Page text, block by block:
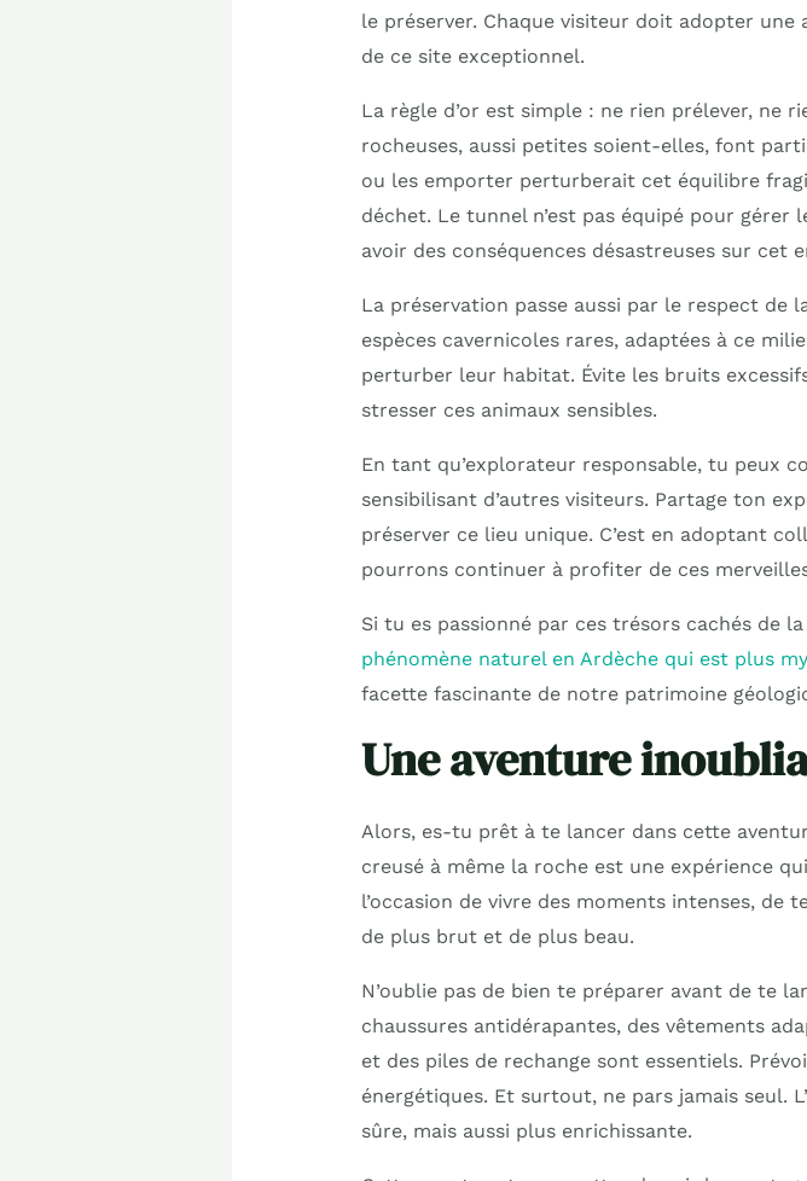
le préserver. Chaque visiteur doit adopter
de ce site exceptionnel.
La règle d’or est simple : ne rien prélever, ne
rocheuses, aussi petites soient-elles, font
ou les emporter perturberait cet équilibre
déchet. Le tunnel n’est pas équipé pour
avoir des conséquences désastreuses sur cet
La préservation passe aussi par le respect
espèces cavernicoles rares, adaptées à ce
perturber leur habitat. Évite les bruits
stresser ces animaux sensibles.
En tant qu’explorateur responsable, tu peux
sensibilisant d’autres visiteurs. Partage ton
préserver ce lieu unique. C’est en adoptant
pourrons continuer à profiter de ces
Si tu es passionné par ces trésors cachés de
phénomène naturel en Ardèche qui est plus
facette fascinante de notre patrimoine
Une aventure
Alors, es-tu prêt à te lancer dans cette
creusé à même la roche est une expérience
l’occasion de vivre des moments intenses, de
de plus brut et de plus beau.
N’oublie pas de bien te préparer avant de te
chaussures antidérapantes, des vêtements
et des piles de rechange sont essentiels.
énergétiques. Et surtout, ne pars jamais seul.
sûre, mais aussi plus enrichissante.